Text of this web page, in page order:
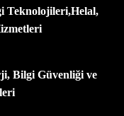
Teknolojileri,Helal,
Bilgi Güvenliği ve